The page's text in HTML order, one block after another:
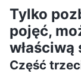
Tylko
pojęć,
właściwą
Część